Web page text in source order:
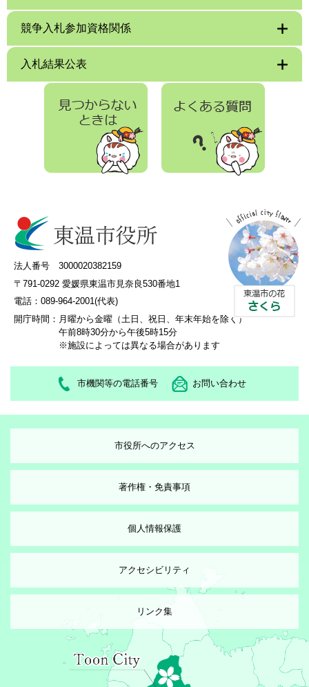
競争入札参加資格関係
入札結果公表
法人番号 3000020382159
〒791-0292 愛媛県東温市見奈良530番地1
電話：089-964-2001(代表)
開庁時間： 月曜から金曜（土日、祝日、年末年始を除く）
午前8時30分から午後5時15分
※施設によっては異なる場合があります
市機関等の電話番号 お問い合わせ
市役所へのアクセス
著作権・免責事項
個人情報保護
アクセシビリティ
リンク集